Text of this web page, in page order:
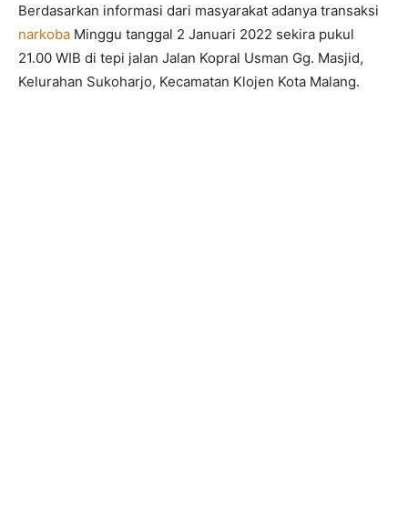
Berdasarkan informasi dari masyarakat adanya transaksi
narkoba Minggu tanggal 2 Januari 2022 sekira pukul
21.00 WIB di tepi jalan Jalan Kopral Usman Gg. Masjid,
Kelurahan Sukoharjo, Kecamatan Klojen Kota Malang.